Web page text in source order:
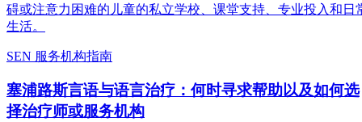
碍或注意力困难的儿童的私立学校、课堂支持、专业投入和日
生活。
SEN 服务机构指南
塞浦路斯言语与语言治疗：何时寻求帮助以及如何选
择治疗师或服务机构